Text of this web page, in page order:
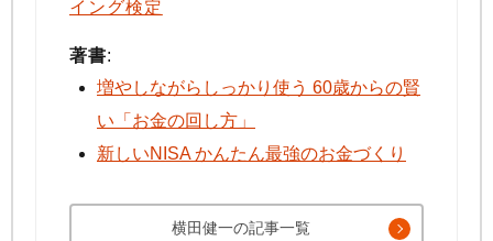
イング検定
著書:
増やしながらしっかり使う 60歳からの賢
い「お金の回し方」
新しいNISA かんたん最強のお金づくり
横田健一の記事一覧